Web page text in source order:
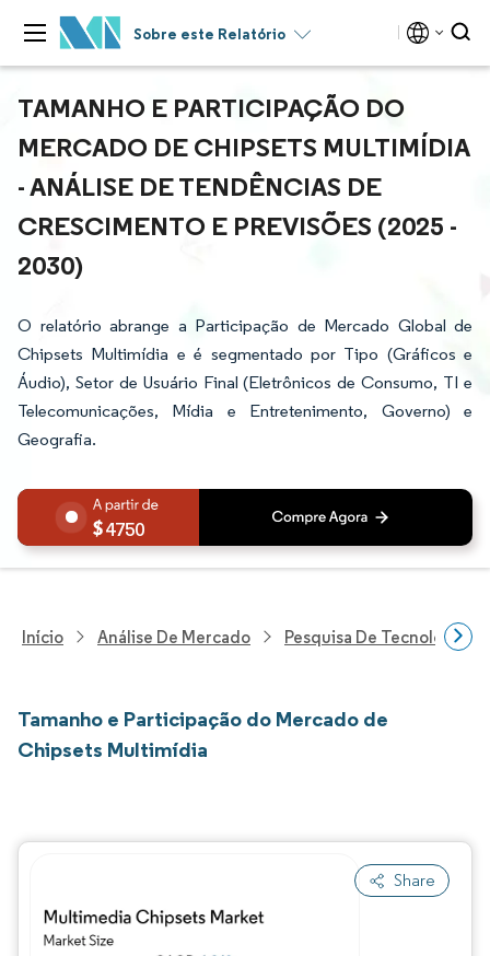
Sobre este Relatório
TAMANHO E PARTICIPAÇÃO DO
MERCADO DE CHIPSETS MULTIMÍDIA
- ANÁLISE DE TENDÊNCIAS DE
CRESCIMENTO E PREVISÕES (2025 -
2030)
O relatório abrange a Participação de Mercado Global de
Chipsets Multimídia e é segmentado por Tipo (Gráficos e
Áudio), Setor de Usuário Final (Eletrônicos de Consumo, TI e
Telecomunicações, Mídia e Entretenimento, Governo) e
Geografia.
4750
Início Análise De Mercado Pesquisa De Tecnologia,
Tamanho e Participação do Mercado de
Chipsets Multimídia
Share